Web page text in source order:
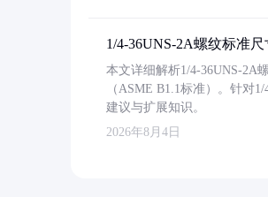
1/4-36UNS-2A螺纹标准尺
本文详细解析1/4-36UNS-2A
（ASME B1.1标准）。针对
建议与扩展知识。
2026年8月4日